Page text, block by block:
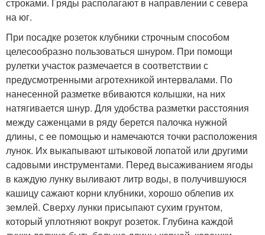
на юг.
При посадке розеток клубники строчным способом
целесообразно пользоваться шнуром. При помощи
рулетки участок размечается в соответствии с
предусмотренными агротехникой интервалами. По
нанесенной разметке вбиваются колышки, на них
натягивается шнур. Для удобства разметки расстояния
между саженцами в ряду берется палочка нужной
длины, с ее помощью и намечаются точки расположения
лунок. Их выкапывают штыковой лопатой или другими
садовыми инструментами. Перед высаживанием ягоды
в каждую лунку выливают литр воды, в получившуюся
кашицу сажают корни клубники, хорошо облепив их
землей. Сверху лунки присыпают сухим грунтом,
который уплотняют вокруг розеток. Глубина каждой